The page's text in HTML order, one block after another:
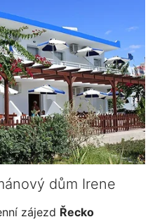
dům Irene
zájezd Řecko